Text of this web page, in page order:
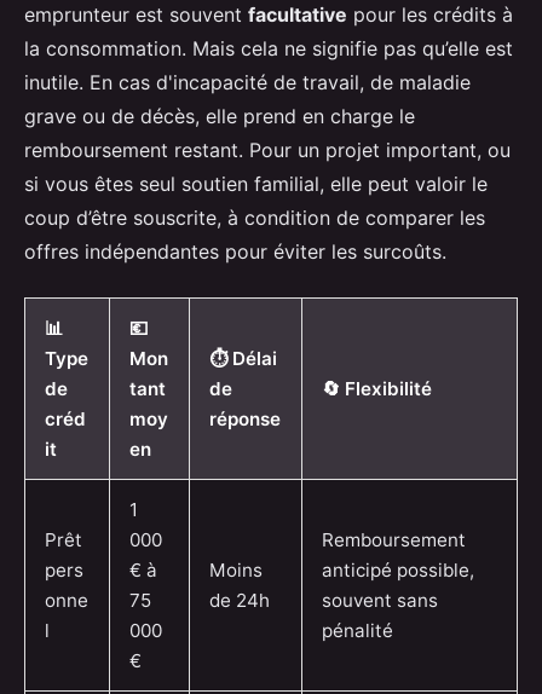
emprunteur est souvent facultative pour les crédits à
la consommation. Mais cela ne signifie pas qu’elle est
inutile. En cas d'incapacité de travail, de maladie
grave ou de décès, elle prend en charge le
remboursement restant. Pour un projet important, ou
si vous êtes seul soutien familial, elle peut valoir le
coup d’être souscrite, à condition de comparer les
offres indépendantes pour éviter les surcoûts.
📊
Type
de
créd
it
💶
Mon
tant
moy
en
⏱️ Délai
de
réponse
🔄 Flexibilité
Prêt
pers
onne
l
1
000
€ à
75
000
€
Moins
de 24h
Remboursement
anticipé possible,
souvent sans
pénalité